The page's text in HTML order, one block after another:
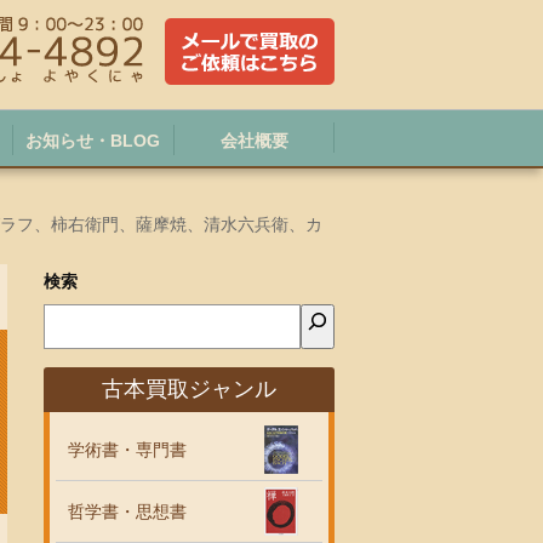
お知らせ・BLOG 会社概要
フ、柿右衛門、薩摩焼、清水六兵衛、カ
検索
古本買取ジャンル
学術書・専門書
哲学書・思想書